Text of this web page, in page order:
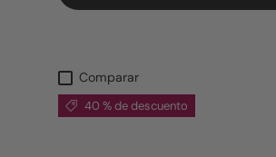
Comparar
40 % de descuento